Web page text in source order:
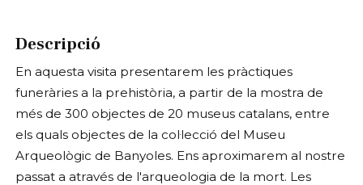
Descripció
En aquesta visita presentarem les pràctiques
funeràries a la prehistòria, a partir de la mostra de
més de 300 objectes de 20 museus catalans, entre
els quals objectes de la col·lecció del Museu
Arqueològic de Banyoles. Ens aproximarem al nostre
passat a através de l'arqueologia de la mort. Les